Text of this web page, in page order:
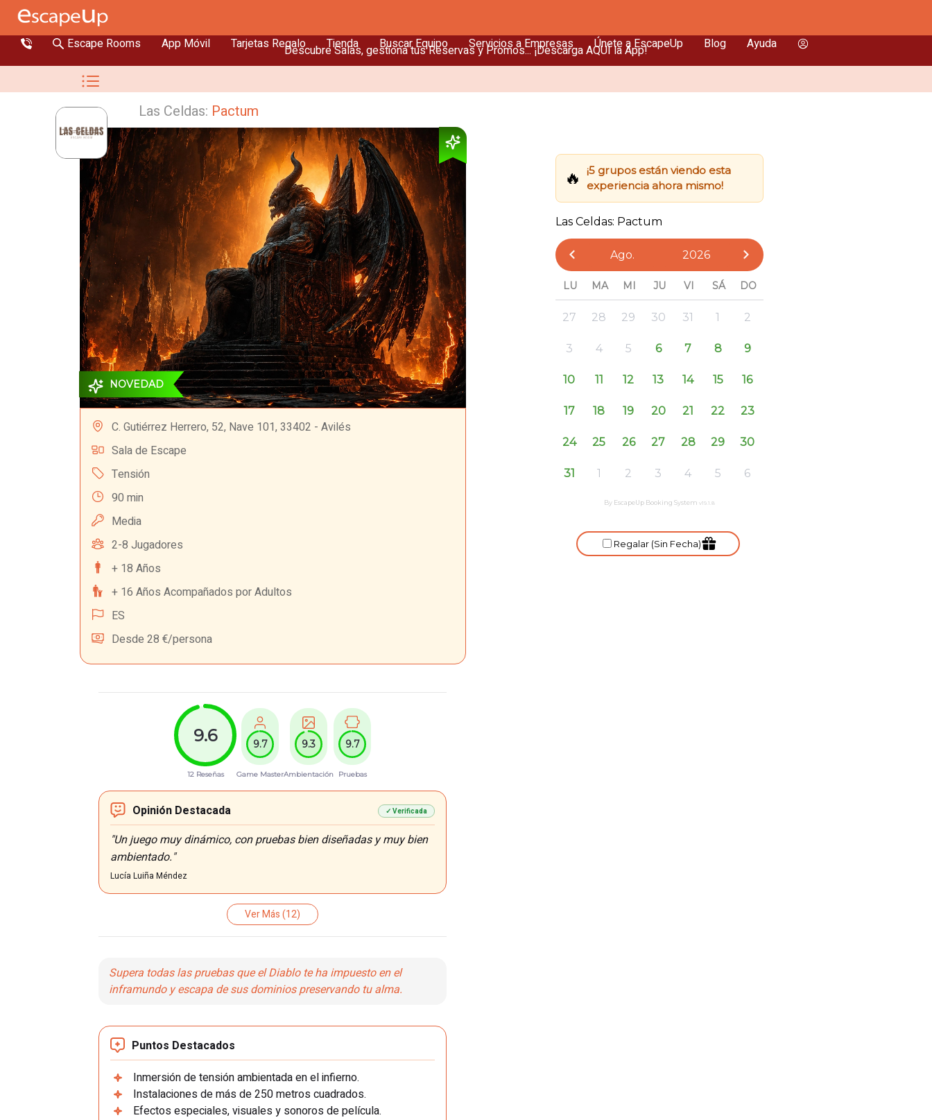
Escape Rooms App Móvil Tarjetas Regalo Tienda Buscar Equipo Servicios a Empresas Únete a EscapeUp Blog Ayuda
Descubre Salas, gestiona tus Reservas y Promos... ¡Descarga AQUÍ la App!
Las Celdas: Pactum
NOVEDAD
C. Gutiérrez Herrero, 52, Nave 101, 33402 - Avilés
Sala de Escape
Tensión
90 min
Media
2-8 Jugadores
+ 18 Años
+ 16 Años Acompañados por Adultos
ES
Desde 28 €/persona
9.6
12 Reseñas
9.7
Game Master
9.3
Ambientación
9.7
Pruebas
Opinión Destacada ✓ Verificada
"Un juego muy dinámico, con pruebas bien diseñadas y muy bien
ambientado."
Lucía Luiña Méndez
Ver Más(12)
Supera todas las pruebas que el Diablo te ha impuesto en el
inframundo y escapa de sus dominios preservando tu alma.
Puntos Destacados
Inmersión de tensión ambientada en el infierno.
Instalaciones de más de 250 metros cuadrados.
Efectos especiales, visuales y sonoros de película.